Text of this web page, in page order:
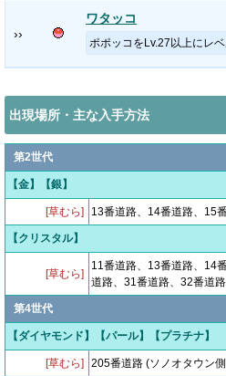
››
ワタッコ
ポポッコをLv.27以上にレ
出現場所・主な入手方法
第2世代
【金】【銀】
[草むら] 13番道路、14番道路、15
【クリスタル】
[草むら]
11番道路、13番道路、14
道路、31番道路、32番道
第4世代
【ダイヤモンド】【パール】【プラチナ】
[草むら] 205番道路 (ソノオタウン